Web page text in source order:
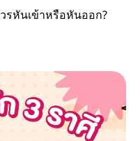
รหันเข้าหรือหันออก?